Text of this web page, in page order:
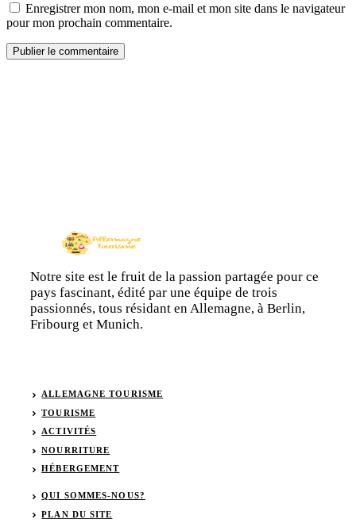
Enregistrer mon nom, mon e-mail et mon site dans le navigateur
pour mon prochain commentaire.
Notre site est le fruit de la passion partagée pour ce
pays fascinant, édité par une équipe de trois
passionnés, tous résidant en Allemagne, à Berlin,
Fribourg et Munich.
ALLEMAGNE TOURISME
TOURISME
ACTIVITÉS
NOURRITURE
HÉBERGEMENT
QUI SOMMES-NOUS?
PLAN DU SITE